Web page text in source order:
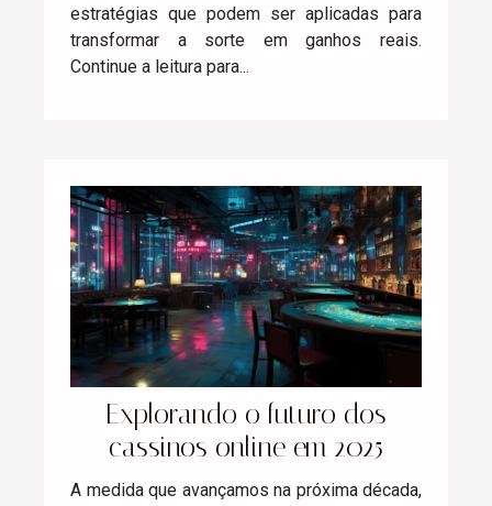
estratégias que podem ser aplicadas para
transformar a sorte em ganhos reais.
Continue a leitura para...
Explorando o futuro dos
cassinos online em 2025
A medida que avançamos na próxima década,